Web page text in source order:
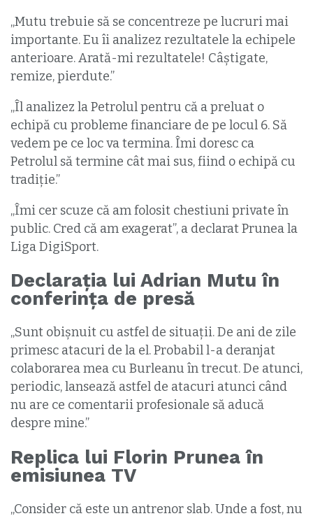
„Mutu trebuie să se concentreze pe lucruri mai
importante. Eu îi analizez rezultatele la echipele
anterioare. Arată-mi rezultatele! Câștigate,
remize, pierdute.”
„Îl analizez la Petrolul pentru că a preluat o
echipă cu probleme financiare de pe locul 6. Să
vedem pe ce loc va termina. Îmi doresc ca
Petrolul să termine cât mai sus, fiind o echipă cu
tradiție.”
„Îmi cer scuze că am folosit chestiuni private în
public. Cred că am exagerat”, a declarat Prunea la
Liga DigiSport.
Declarația lui Adrian Mutu în
conferința de presă
„Sunt obişnuit cu astfel de situaţii. De ani de zile
primesc atacuri de la el. Probabil l-a deranjat
colaborarea mea cu Burleanu în trecut. De atunci,
periodic, lansează astfel de atacuri atunci când
nu are ce comentarii profesionale să aducă
despre mine.”
Replica lui Florin Prunea în
emisiunea TV
„Consider că este un antrenor slab. Unde a fost, nu